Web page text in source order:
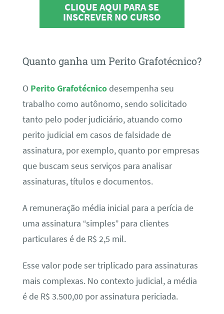
CLIQUE AQUI PARA SE
INSCREVER NO CURSO
Quanto ganha um Perito Grafotécnico?
O Perito Grafotécnicodesempenha seu
trabalho como autônomo, sendo solicitado
tanto pelo poder judiciário, atuando como
perito judicial em casos de falsidade de
assinatura, por exemplo, quanto por empresas
que buscam seus serviços para analisar
assinaturas, títulos e documentos.
A remuneração média inicial para a perícia de
uma assinatura “simples” para clientes
particulares é de R$ 2,5 mil.
Esse valor pode ser triplicado para assinaturas
mais complexas. No contexto judicial, a média
é de R$ 3.500,00 por assinatura periciada.